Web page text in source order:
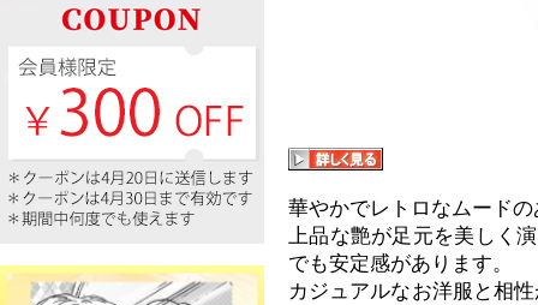
華やかでレトロなムード
上品な艶が足元を美しく
でも安定感があります。
カジュアルなお洋服と相